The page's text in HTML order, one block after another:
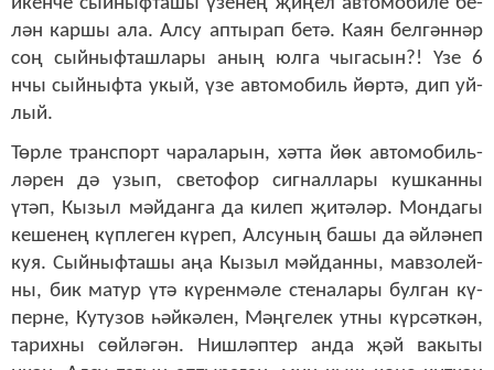
лән кар­шы ала. Ал­су ап­ты­рап бе­тә. Ка­ян бел­гән­нәр
соң сый­ныф­таш­ла­ры аның юл­га чы­га­сын?! Үзе 6
нчы сый­ныф­та укый, үзе ав­то­мо­биль йөр­тә, дип уй­
лый.
Төр­ле транс­порт ча­ра­ла­рын, хәт­та йөк ав­то­мо­биль­
лә­рен дә узып, све­то­фор сиг­нал­ла­ры куш­кан­ны
үтәп, Кы­зыл мәй­дан­га да ки­леп җи­тә­ләр. Мон­да­гы
ке­ше­нең күп­ле­ген кү­реп, Ал­су­ның ба­шы да әй­лә­неп
куя. Сый­ныф­та­шы аңа Кы­зыл мәй­дан­ны, мав­зо­лей­
ны, бик ма­тур үтә кү­рен­мә­ле сте­на­ла­ры бул­ган кү­
пер­не, Ку­ту­зов һәй­кә­лен, Мәң­ге­лек ут­ны күр­сәт­кән,
та­рих­ны сөй­лә­гән. Ниш­ләп­тер ан­да җәй ва­кы­ты